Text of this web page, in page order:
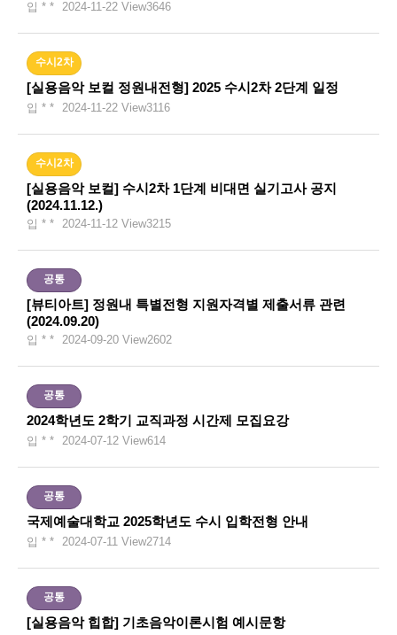
입 * * 2024-11-22 View3646
수시2차
[실용음악 보컬 정원내전형] 2025 수시2차 2단계 일정
입 * * 2024-11-22 View3116
수시2차
[실용음악 보컬] 수시2차 1단계 비대면 실기고사 공지
(2024.11.12.)
입 * * 2024-11-12 View3215
공통
[뷰티아트] 정원내 특별전형 지원자격별 제출서류 관련
(2024.09.20)
입 * * 2024-09-20 View2602
공통
2024학년도 2학기 교직과정 시간제 모집요강
입 * * 2024-07-12 View614
공통
국제예술대학교 2025학년도 수시 입학전형 안내
입 * * 2024-07-11 View2714
공통
[실용음악 힙합] 기초음악이론시험 예시문항